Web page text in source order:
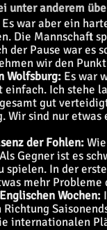
unter anderem
Es war aber ein
Die Mannschaft
der Pause war es
wir den
Wolfsburg: Es war
Ich stehe
gut
Wir sind nur
der Fohlen:
Gegner ist es
spielen. In der
mehr
Wochen:
Richtung
internationalen